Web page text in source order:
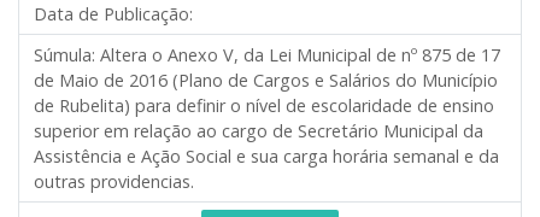
Data de Publicação:
Súmula: Altera o Anexo V, da Lei Municipal de nº 875 de 17
de Maio de 2016 (Plano de Cargos e Salários do Município
de Rubelita) para definir o nível de escolaridade de ensino
superior em relação ao cargo de Secretário Municipal da
Assistência e Ação Social e sua carga horária semanal e da
outras providencias.